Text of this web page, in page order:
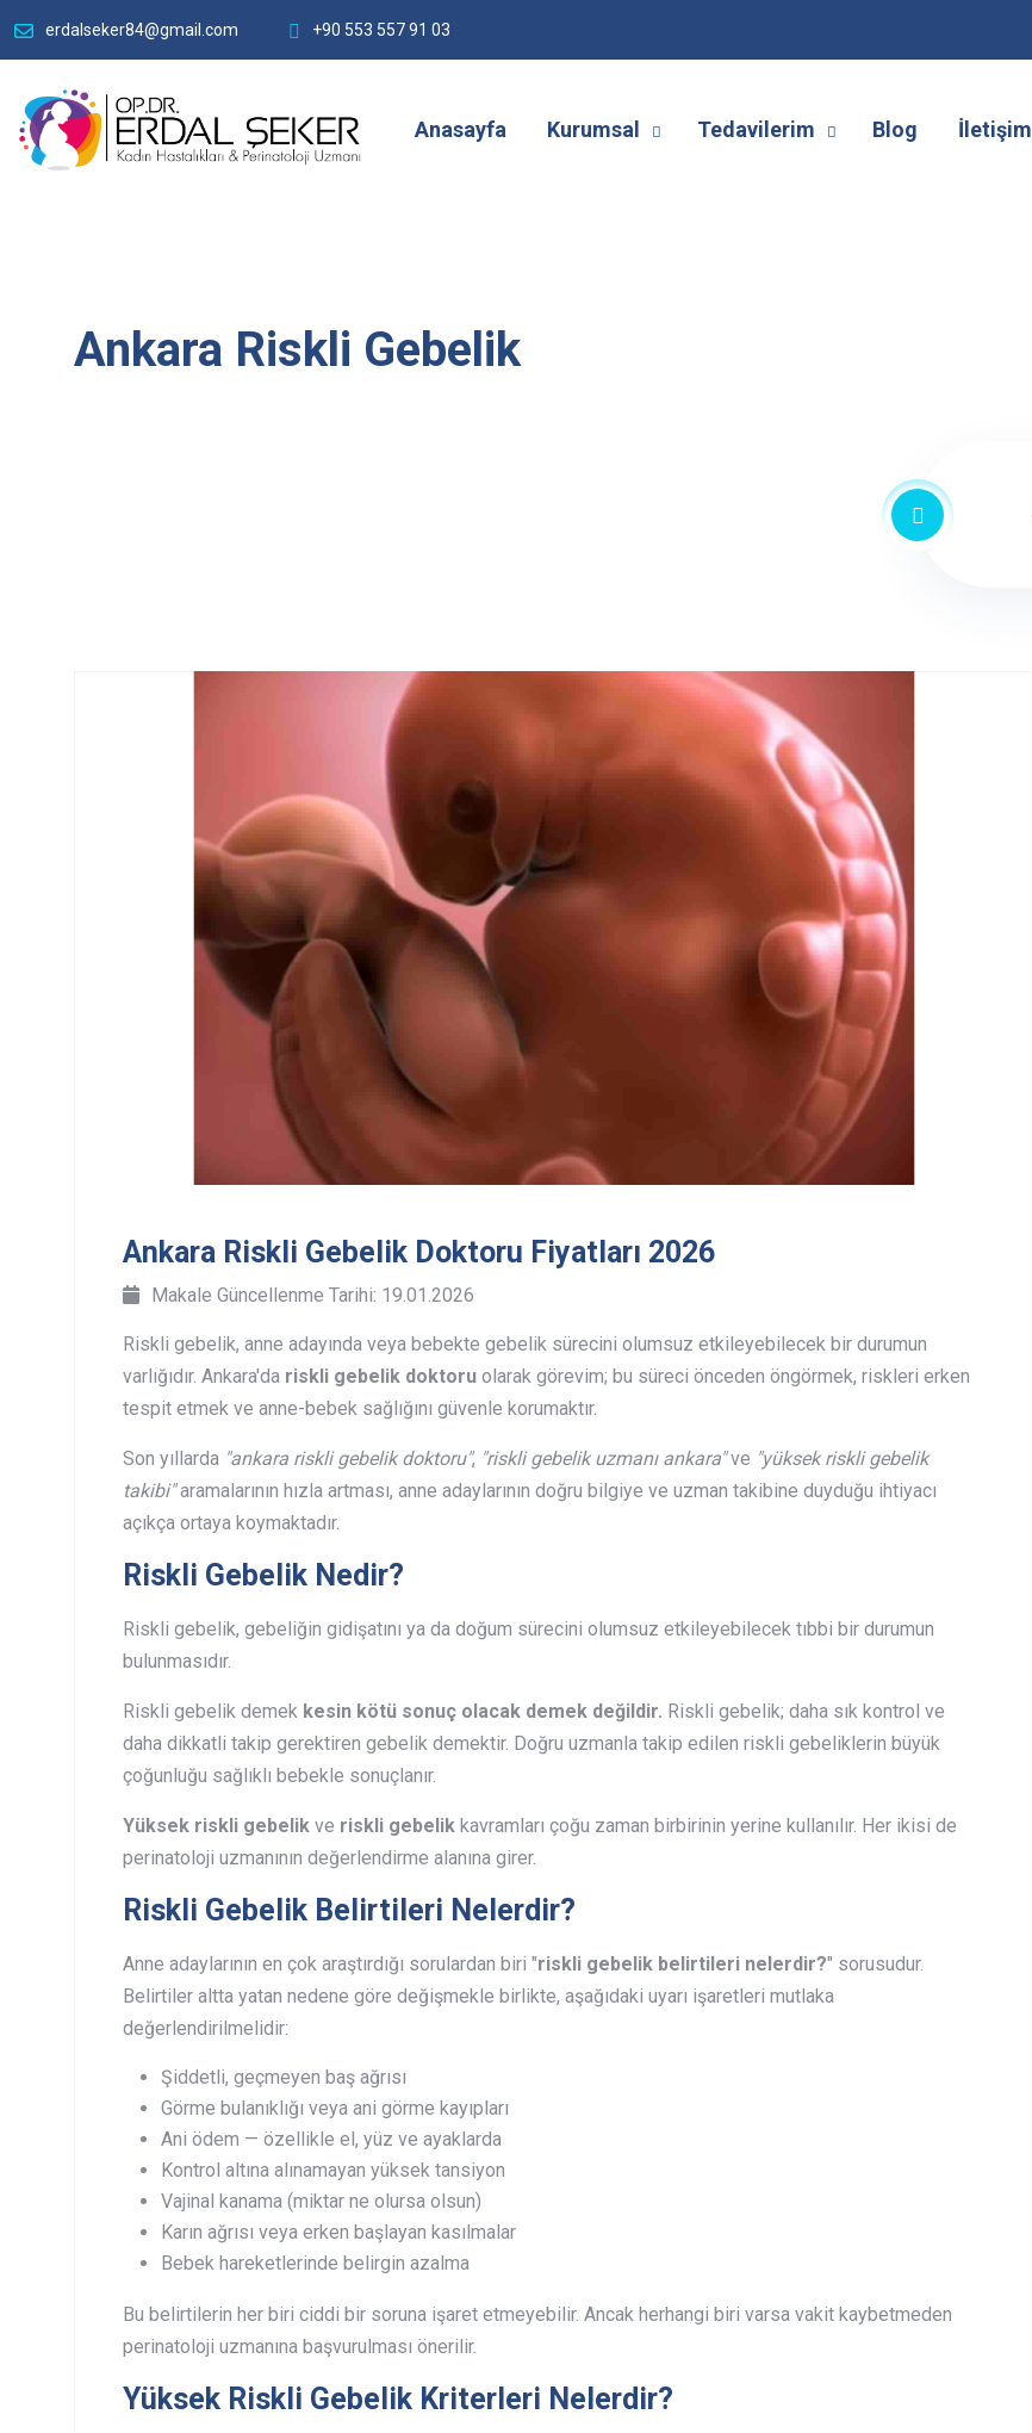
erdalseker84@gmail.com +90 553 557 91 03
Anasayfa Kurumsal Tedavilerim Blog İletişim
Ankara Riskli Gebelik
Ankara Riskli Gebelik Doktoru Fiyatları 2026
Makale Güncellenme Tarihi: 19.01.2026
Riskli gebelik, anne adayında veya bebekte gebelik sürecini olumsuz etkileyebilecek bir durumun
varlığıdır. Ankara'da riskli gebelik doktoru olarak görevim; bu süreci önceden öngörmek, riskleri erken
tespit etmek ve anne-bebek sağlığını güvenle korumaktır.
Son yıllarda "ankara riskli gebelik doktoru", "riskli gebelik uzmanı ankara"ve "yüksek riskli gebelik
takibi"aramalarının hızla artması, anne adaylarının doğru bilgiye ve uzman takibine duyduğu ihtiyacı
açıkça ortaya koymaktadır.
Riskli Gebelik Nedir?
Riskli gebelik, gebeliğin gidişatını ya da doğum sürecini olumsuz etkileyebilecek tıbbi bir durumun
bulunmasıdır.
Riskli gebelik demek kesin kötü sonuç olacak demek değildir. Riskli gebelik; daha sık kontrol ve
daha dikkatli takip gerektiren gebelik demektir. Doğru uzmanla takip edilen riskli gebeliklerin büyük
çoğunluğu sağlıklı bebekle sonuçlanır.
Yüksek riskli gebelik ve riskli gebelik kavramları çoğu zaman birbirinin yerine kullanılır. Her ikisi de
perinatoloji uzmanının değerlendirme alanına girer.
Riskli Gebelik Belirtileri Nelerdir?
Anne adaylarının en çok araştırdığı sorulardan biri "riskli gebelik belirtileri nelerdir?" sorusudur.
Belirtiler altta yatan nedene göre değişmekle birlikte, aşağıdaki uyarı işaretleri mutlaka
değerlendirilmelidir:
Şiddetli, geçmeyen baş ağrısı
Görme bulanıklığı veya ani görme kayıpları
Ani ödem — özellikle el, yüz ve ayaklarda
Kontrol altına alınamayan yüksek tansiyon
Vajinal kanama (miktar ne olursa olsun)
Karın ağrısı veya erken başlayan kasılmalar
Bebek hareketlerinde belirgin azalma
Bu belirtilerin her biri ciddi bir soruna işaret etmeyebilir. Ancak herhangi biri varsa vakit kaybetmeden
perinatoloji uzmanına başvurulması önerilir.
Yüksek Riskli Gebelik Kriterleri Nelerdir?